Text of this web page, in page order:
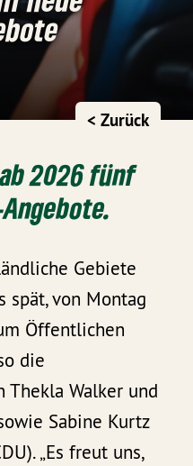
< Zurück
2026 fünf
Gebiete
spät, von Montag
Öffentlichen
die
Thekla Walker und
Sabine Kurtz
„Es freut uns,